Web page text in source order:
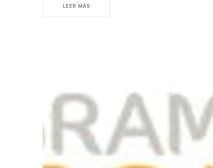
LEER MÁS